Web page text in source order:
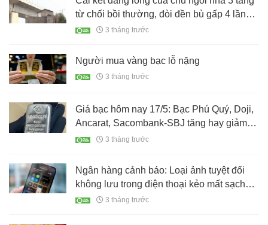
từ chối bồi thường, đòi đền bù gấp 4 lần
mới chịu di dời
3 tháng trước
Người mua vàng bạc lỗ nặng
3 tháng trước
Giá bạc hôm nay 17/5: Bạc Phú Quý, Doji,
Ancarat, Sacombank-SBJ tăng hay giảm
tiếp?
3 tháng trước
Ngân hàng cảnh báo: Loại ảnh tuyệt đối
không lưu trong điện thoại kẻo mất sạch
tiền trong tài khoản
3 tháng trước